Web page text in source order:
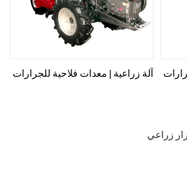
آلة زراعية | معدات فلاحية للجرارات
زراعي